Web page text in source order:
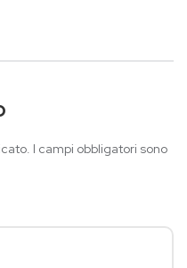
I campi obbligatori sono